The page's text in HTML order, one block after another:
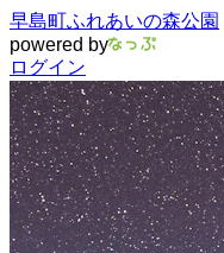
早島町ふれあいの森公園
powered by
ログイン